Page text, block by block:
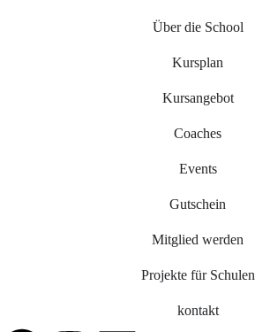
Über die School
Kursplan
Kursangebot
Coaches
Events
Gutschein
Mitglied werden
Projekte für Schulen
kontakt